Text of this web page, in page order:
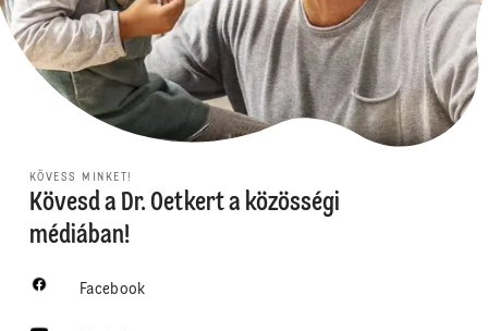
KÖVESS MINKET!
Kövesd a Dr. Oetkert a közösségi
médiában!
Facebook